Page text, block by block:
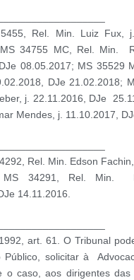
Rel. Min. Luiz Fux,
34755 MC, Rel. Min.
08.05.2017; MS 35529
DJe 21.02.2018;
j. 22.11.2016, DJe
Mendes, j. 11.10.2017,
Rel. Min. Edson
MS 34291, Rel. Min.
14.11.2016.
art. 61. O Tribunal
Público, solicitar à
o caso, aos dirigentes das